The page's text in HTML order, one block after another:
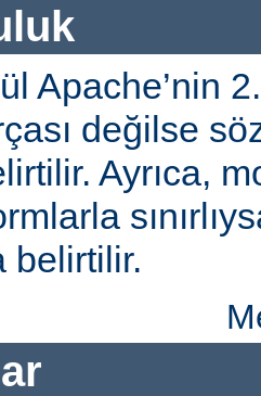
Apache’nin 2.
değilse
Ayrıca,
belirtilir.